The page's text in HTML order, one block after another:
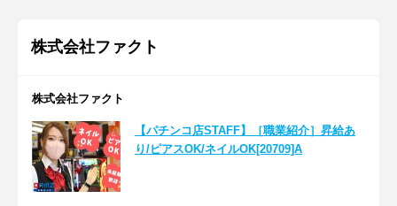
株式会社ファクト
株式会社ファクト
【パチンコ店STAFF】［職業紹介］昇給あ
り/ピアスOK/ネイルOK[20709]A